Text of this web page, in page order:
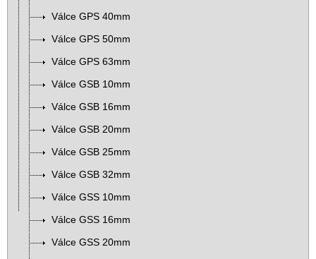
Válce GPS 40mm
Válce GPS 50mm
Válce GPS 63mm
Válce GSB 10mm
Válce GSB 16mm
Válce GSB 20mm
Válce GSB 25mm
Válce GSB 32mm
Válce GSS 10mm
Válce GSS 16mm
Válce GSS 20mm